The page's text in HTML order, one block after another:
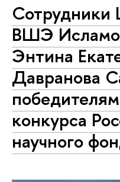
ВШЭ
Энтина
Давранова
конкурса
научного